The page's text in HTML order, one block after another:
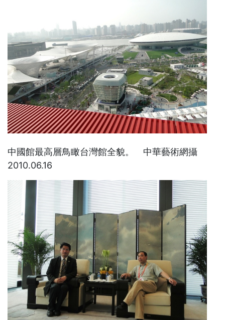
中國館最高層鳥瞰台灣館全貌。 中華藝術網攝
2010.06.16